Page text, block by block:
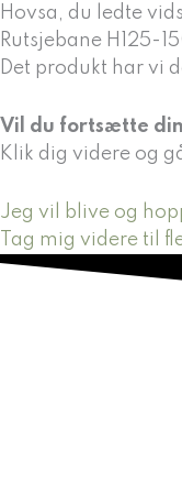
Gå
til
indholdet
Hovsa, du ledte
Rutsjebane H125-
Det produkt har vi
Vil du fortsætte
Klik dig videre og
Jeg vil blive og
Tag mig videre til